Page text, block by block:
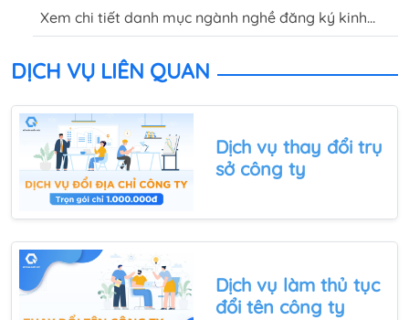
Xem chi tiết danh mục ngành nghề đăng ký kinh
doanh và tra cứu mã ngành nghề kinh doanh MỚI
NHẤT theo Quyết định số 27/2018/QĐ-TTg trong bài
viết này.
DỊCH VỤ LIÊN QUAN
Dịch vụ thay đổi trụ
sở công ty
Dịch vụ làm thủ tục
đổi tên công ty